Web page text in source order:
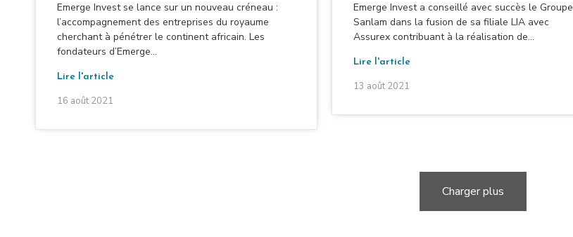
Emerge Invest se lance sur un nouveau créneau :
l’accompagnement des entreprises du royaume
cherchant à pénétrer le continent africain. Les
fondateurs d’Emerge...
Lire l'article
16 août 2021
Emerge Invest a conseillé avec succès le Groupe
Sanlam dans la fusion de sa filiale LIA avec
Assurex contribuant à la réalisation de...
Lire l'article
13 août 2021
Charger plus